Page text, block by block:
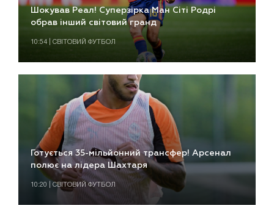
Шокував Реал! Суперзірка Ман Сіті Родрі
обрав інший світовий гранд
10:54 | СВІТОВИЙ ФУТБОЛ
Готується 35-мільйонний трансфер! Арсенал
полює на лідера Шахтаря
10:20 | СВІТОВИЙ ФУТБОЛ